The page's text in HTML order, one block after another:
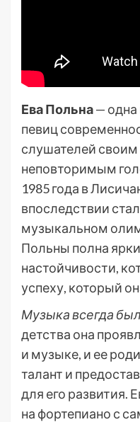
Ева Польна—
певиц
слушателей своим
неповторимым
1985 года в
впоследствии
музыкальном
Польны полна
настойчивости,
успеху, который
Музыка всегда
детства она
и музыке, и ее
талант и
для его развития.
на фортепиано с